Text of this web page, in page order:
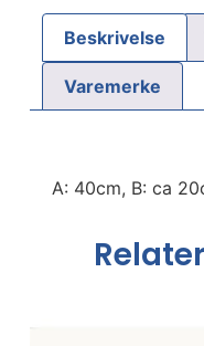
Beskrivelse
Varemerke
A: 40cm, B: ca